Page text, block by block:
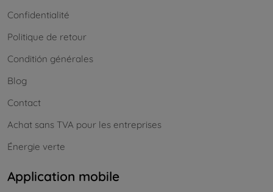
Confidentialité
Politique de retour
Conditión générales
Blog
Contact
Achat sans TVA pour les entreprises
Énergie verte
Application mobile